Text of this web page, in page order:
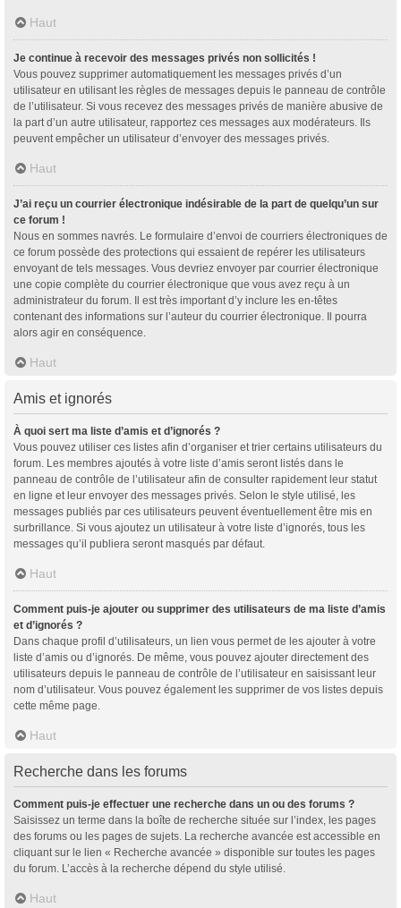
Haut
Je continue à recevoir des messages privés non sollicités !
Vous pouvez supprimer automatiquement les messages privés d’un
utilisateur en utilisant les règles de messages depuis le panneau de contrôle
de l’utilisateur. Si vous recevez des messages privés de manière abusive de
la part d’un autre utilisateur, rapportez ces messages aux modérateurs. Ils
peuvent empêcher un utilisateur d’envoyer des messages privés.
Haut
J’ai reçu un courrier électronique indésirable de la part de quelqu’un sur
ce forum !
Nous en sommes navrés. Le formulaire d’envoi de courriers électroniques de
ce forum possède des protections qui essaient de repérer les utilisateurs
envoyant de tels messages. Vous devriez envoyer par courrier électronique
une copie complète du courrier électronique que vous avez reçu à un
administrateur du forum. Il est très important d’y inclure les en-têtes
contenant des informations sur l’auteur du courrier électronique. Il pourra
alors agir en conséquence.
Haut
Amis et ignorés
À quoi sert ma liste d’amis et d’ignorés ?
Vous pouvez utiliser ces listes afin d’organiser et trier certains utilisateurs du
forum. Les membres ajoutés à votre liste d’amis seront listés dans le
panneau de contrôle de l’utilisateur afin de consulter rapidement leur statut
en ligne et leur envoyer des messages privés. Selon le style utilisé, les
messages publiés par ces utilisateurs peuvent éventuellement être mis en
surbrillance. Si vous ajoutez un utilisateur à votre liste d’ignorés, tous les
messages qu’il publiera seront masqués par défaut.
Haut
Comment puis-je ajouter ou supprimer des utilisateurs de ma liste d’amis
et d’ignorés ?
Dans chaque profil d’utilisateurs, un lien vous permet de les ajouter à votre
liste d’amis ou d’ignorés. De même, vous pouvez ajouter directement des
utilisateurs depuis le panneau de contrôle de l’utilisateur en saisissant leur
nom d’utilisateur. Vous pouvez également les supprimer de vos listes depuis
cette même page.
Haut
Recherche dans les forums
Comment puis-je effectuer une recherche dans un ou des forums ?
Saisissez un terme dans la boîte de recherche située sur l’index, les pages
des forums ou les pages de sujets. La recherche avancée est accessible en
cliquant sur le lien « Recherche avancée » disponible sur toutes les pages
du forum. L’accès à la recherche dépend du style utilisé.
Haut